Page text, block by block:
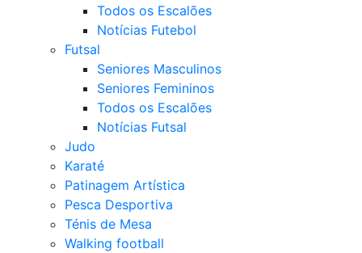
Todos os Escalões
Notícias Futebol
Futsal
Seniores Masculinos
Seniores Femininos
Todos os Escalões
Notícias Futsal
Judo
Karaté
Patinagem Artística
Pesca Desportiva
Ténis de Mesa
Walking football